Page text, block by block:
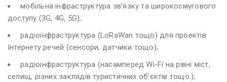
мобільна інфраструктура зв’язку та широкосмугового
доступу (3G, 4G, 5G);
радіоінфраструктура (LoRaWan тощо) для проектів
Інтернету речей (сенсори, датчики тощо);
радіоінфраструктура (насамперед Wi-Fi на рівні міст,
селищ, різних закладів туристичних об’єктів тощо.);